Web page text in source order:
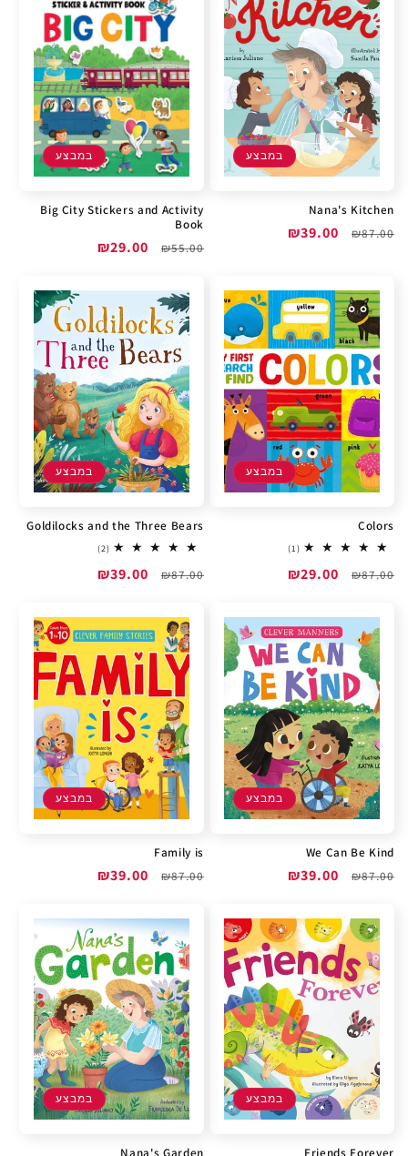
במבצע
Nana's Kitchen
מחיר
₪87.00
מחיר
₪39.00
במבצע
Big City Stickers and Activity
Book
מחיר
₪55.00
מחיר
₪29.00
במבצע
Colors
(1)
1
reviews
מחיר
₪87.00
מחיר
₪29.00
במבצע
Goldilocks and the Three Bears
(2)
2
reviews
מחיר
₪87.00
מחיר
₪39.00
במבצע
We Can Be Kind
מחיר
₪87.00
מחיר
₪39.00
במבצע
Family is
מחיר
₪87.00
מחיר
₪39.00
במבצע במבצע